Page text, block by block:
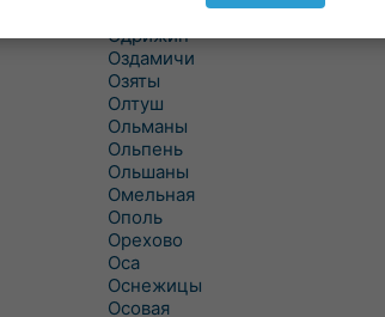
Одрижин
Оздамичи
Озяты
Олтуш
Ольманы
Ольпень
Ольшаны
Омельная
Ополь
Орехово
Оса
Оснежицы
Осовая